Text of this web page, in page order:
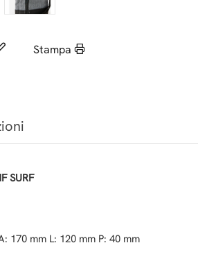
Stampa
SURF
170 mm L: 120 mm P: 40 mm